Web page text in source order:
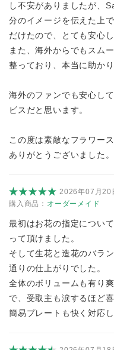
し不安がありましたが、
分のイメージを伝えた上
だけたので、とても安心
また、海外からでもスム
整っており、本当に助かり
海外のファンでも安心し
ビスだと思います。
この度は素敵なフラワー
ありがとうございました。
2026年07月20
購入商品： オーダーメイド
最初はお花の指定につい
って頂けました。
そして生花と造花のバラ
通りの仕上がりでした。
全体のボリュームも有り
で、受取主も涙するほど
簡易プレートも快く対応